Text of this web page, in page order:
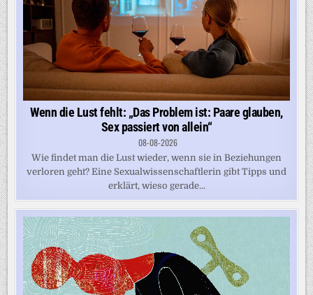
Wenn die Lust fehlt: „Das Problem ist: Paare glauben,
Sex passiert von allein“
08-08-2026
Wie findet man die Lust wieder, wenn sie in Beziehungen
verloren geht? Eine Sexualwissenschaftlerin gibt Tipps und
erklärt, wieso gerade...